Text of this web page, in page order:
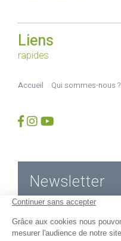
Liens
rapides
Accueil Qui sommes-nous ?
Newsletter
Email *